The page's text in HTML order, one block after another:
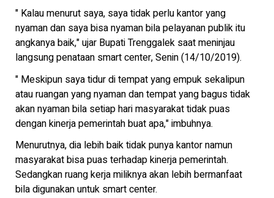
" Kalau menurut saya, saya tidak perlu kantor yang
nyaman dan saya bisa nyaman bila pelayanan publik itu
angkanya baik," ujar Bupati Trenggalek saat meninjau
langsung penataan smart center, Senin (14/10/2019).
" Meskipun saya tidur di tempat yang empuk sekalipun
atau ruangan yang nyaman dan tempat yang bagus tidak
akan nyaman bila setiap hari masyarakat tidak puas
dengan kinerja pemerintah buat apa," imbuhnya.
Menurutnya, dia lebih baik tidak punya kantor namun
masyarakat bisa puas terhadap kinerja pemerintah.
Sedangkan ruang kerja miliknya akan lebih bermanfaat
bila digunakan untuk smart center.